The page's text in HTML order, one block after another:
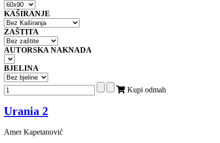
KAŠIRANJE
ZAŠTITA
AUTORSKA NAKNADA
BJELINA
Kupi odmah
Urania 2
Amer Kapetanović